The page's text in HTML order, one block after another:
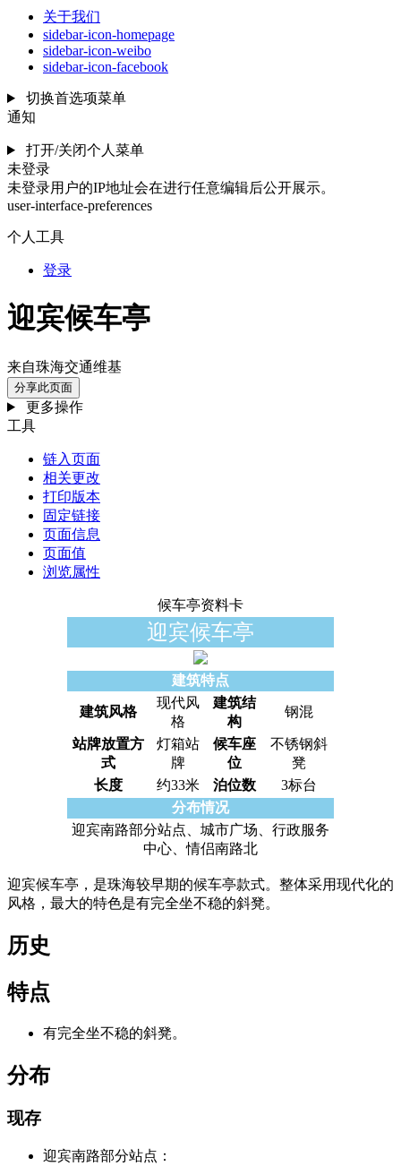
关于我们
sidebar-icon-homepage
sidebar-icon-weibo
sidebar-icon-facebook
切换首选项菜单
通知
打开/关闭个人菜单
未登录
未登录用户的IP地址会在进行任意编辑后公开展示。
user-interface-preferences
个人工具
登录
迎宾候车亭
来自珠海交通维基
分享此页面
更多操作
工具
链入页面
相关更改
打印版本
固定链接
页面信息
页面值
浏览属性
候车亭资料卡
迎宾候车亭
建筑特点
建筑风格
现代风
格
建筑结
构
钢混
站牌放置方
式
灯箱站
牌
候车座
位
不锈钢斜
凳
长度
约33米 泊位数
3标台
分布情况
迎宾南路部分站点、城市广场、行政服务
中心、情侣南路北
迎宾候车亭，是珠海较早期的候车亭款式。整体采用现代化的
风格，最大的特色是有完全坐不稳的斜凳。
历史
特点
有完全坐不稳的斜凳。
分布
现存
迎宾南路部分站点：